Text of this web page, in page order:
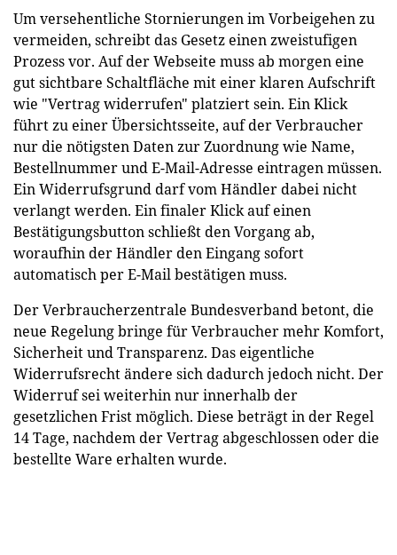
Um versehentliche Stornierungen im Vorbeigehen zu
vermeiden, schreibt das Gesetz einen zweistufigen
Prozess vor. Auf der Webseite muss ab morgen eine
gut sichtbare Schaltfläche mit einer klaren Aufschrift
wie "Vertrag widerrufen" platziert sein. Ein Klick
führt zu einer Übersichtsseite, auf der Verbraucher
nur die nötigsten Daten zur Zuordnung wie Name,
Bestellnummer und E-Mail-Adresse eintragen müssen.
Ein Widerrufsgrund darf vom Händler dabei nicht
verlangt werden. Ein finaler Klick auf einen
Bestätigungsbutton schließt den Vorgang ab,
woraufhin der Händler den Eingang sofort
automatisch per E-Mail bestätigen muss.
Der Verbraucherzentrale Bundesverband betont, die
neue Regelung bringe für Verbraucher mehr Komfort,
Sicherheit und Transparenz. Das eigentliche
Widerrufsrecht ändere sich dadurch jedoch nicht. Der
Widerruf sei weiterhin nur innerhalb der
gesetzlichen Frist möglich. Diese beträgt in der Regel
14 Tage, nachdem der Vertrag abgeschlossen oder die
bestellte Ware erhalten wurde.